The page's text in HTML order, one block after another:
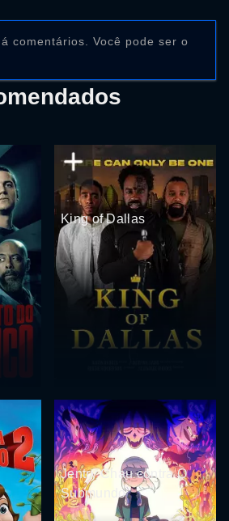
comentários. Você pode ser o
King of Dallas
Jentry Chau contra O
Submundo